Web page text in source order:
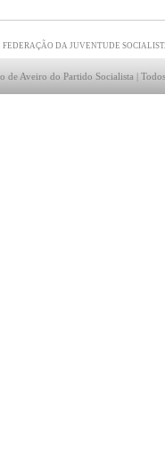
FEDERAÇÃO DA JUVENTUDE
de Aveiro do Partido Socialista |